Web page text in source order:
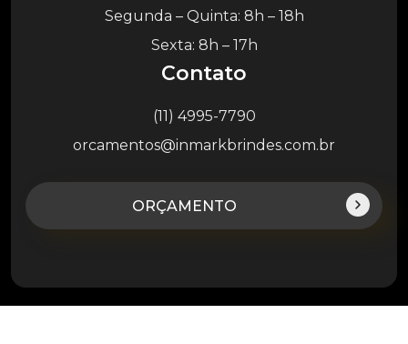
Segunda – Quinta: 8h – 18h
Sexta: 8h – 17h
Contato
(11) 4995-7790
orcamentos@inmarkbrindes.com.br
ORÇAMENTO